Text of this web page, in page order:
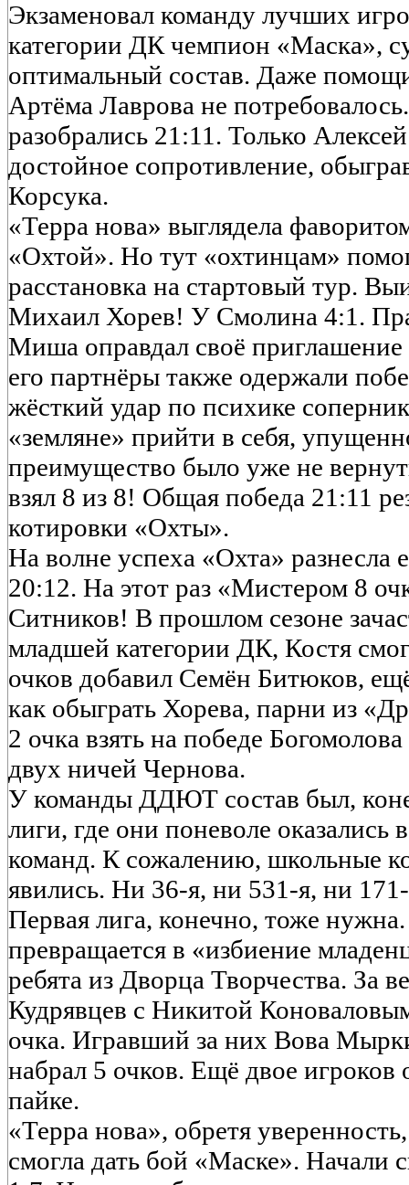
Экзаменовал команду лучших
категории ДК чемпион «Маска»,
оптимальный состав. Даже
Артёма Лаврова не
разобрались 21:11. Только
достойное сопротивление,
Корсука.
«Терра нова» выглядела
«Охтой». Но тут «охтинцам»
расстановка на стартовый тур.
Михаил Хорев! У Смолина 4:1.
Миша оправдал своё
его партнёры также одержали
жёсткий удар по психике
«земляне» прийти в себя,
преимущество было уже не
взял 8 из 8! Общая победа 21:11
котировки «Охты».
На волне успеха «Охта»
20:12. На этот раз «Мистером 8
Ситников! В прошлом сезоне
младшей категории ДК, Костя
очков добавил Семён Битюков,
как обыграть Хорева, парни из
2 очка взять на победе
двух ничей Чернова.
У команды ДДЮТ состав был,
лиги, где они поневоле оказались
команд. К сожалению, школьные
явились. Ни 36-я, ни 531-я, ни
Первая лига, конечно, тоже
превращается в «избиение
ребята из Дворца Творчества. За
Кудрявцев с Никитой
очка. Игравший за них Вова
набрал 5 очков. Ещё двое игроков
пайке.
«Терра нова», обретя
смогла дать бой «Маске». Начали